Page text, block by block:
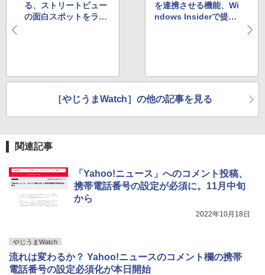
る、ストリートビュー
の面白スポットをラン
を連携させる機能、Wi
ndows Insiderで提供
［やじうまWatch］の他の記事を見る
関連記事
「Yahoo!ニュース」へのコメント投稿、
携帯電話番号の設定が必須に。11月中旬
から
2022年10月18日
やじうまWatch
流れは変わるか？ Yahoo!ニュースのコメント欄の携帯
電話番号の設定必須化が本日開始